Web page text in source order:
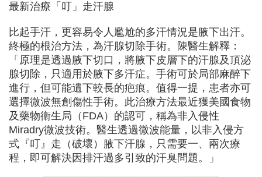
最新治療「叮」走汗腺
比起手汗，更容易令人尷尬的多汗情況是腋下出汗。
終極的根治方法，為汗腺切除手術。陳醫生解釋：
「原理是透過腋下切口，將腋下皮層下的汗腺及頂泌
腺切除，只適用於腋下多汗症。手術可於局部麻醉下
進行，但可能遺下較長的疤痕。值得一提，患者亦可
選擇微波無創傷性手術。此治療方法最近獲美國食物
及藥物衞生局（FDA）的認可，稱為非入侵性
Miradry微波技術。醫生透過微波能量，以非入侵方
式『叮』走（破壞）腋下汗腺，只需要一、兩次療
程，即可解決因排汗過多引致的汗臭問題。」